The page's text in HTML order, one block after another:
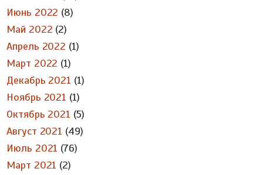
Июнь 2022 (8)
Май 2022 (2)
Апрель 2022 (1)
Март 2022 (1)
Декабрь 2021 (1)
Ноябрь 2021 (1)
Октябрь 2021 (5)
Август 2021 (49)
Июль 2021 (76)
Март 2021 (2)